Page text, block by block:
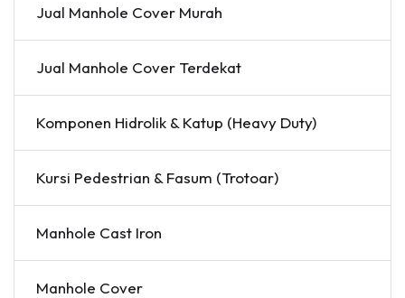
Jual Manhole Cover Murah
Jual Manhole Cover Terdekat
Komponen Hidrolik & Katup (Heavy Duty)
Kursi Pedestrian & Fasum (Trotoar)
Manhole Cast Iron
Manhole Cover